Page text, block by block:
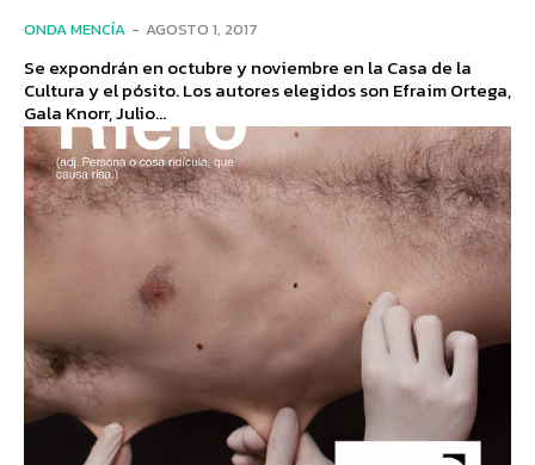
ONDA MENCÍA - AGOSTO 1, 2017
Se expondrán en octubre y noviembre en la Casa de la
Cultura y el pósito. Los autores elegidos son Efraim Ortega,
Gala Knorr, Julio...